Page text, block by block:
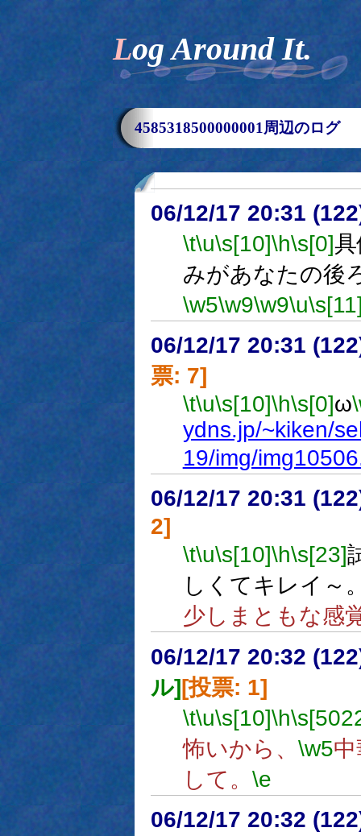
Log Around It.
4585318500000001周辺のログ
06/12/17 20:31
\t\u\s[10]\h\s[0]
みがあなたの後
\w5\w9\w9\u
06/12/17 20:31
票: 7]
\t\u\s[10]\h\s[0]ω
ydns.jp/~kiken/
19/img/
06/12/17 20:31
2]
\t\u\s[10]\h\s[23]
しくてキレイ～
少しまともな感
06/12/17 20:32
ル][投票: 1]
\t\u\s[10]\h
怖いから、 \w5
して。 \e
06/12/17 20:32